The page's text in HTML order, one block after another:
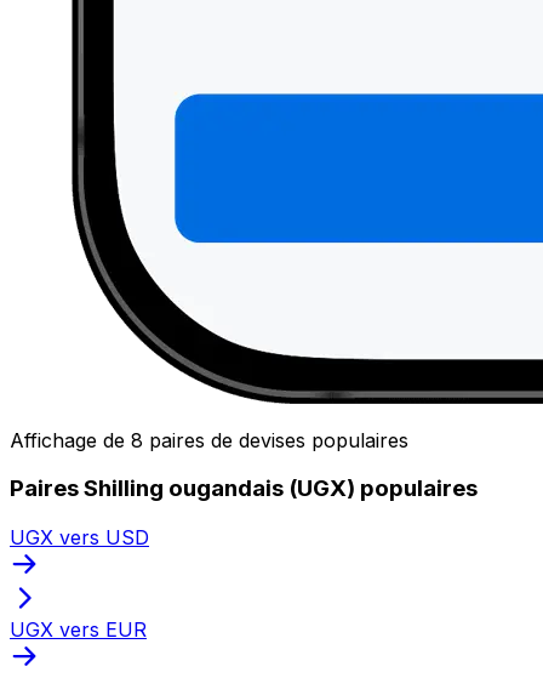
Affichage de 8 paires de devises populaires
Paires Shilling ougandais (UGX) populaires
UGX vers USD
UGX vers EUR